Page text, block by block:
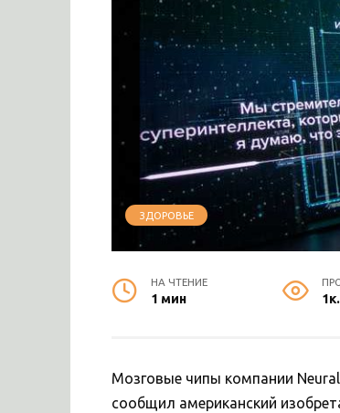
ЗДОРОВЬЕ
НА ЧТЕНИЕ
1 мин 1к.
Мозговые чипы компании
сообщил американский